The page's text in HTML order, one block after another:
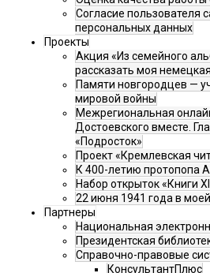
Согласие пользователя
персональных данных
Проекты
Акция «Из семейного
рассказать моя
Памяти новгородцев —
мировой войны
Межрегиональная
Достоевского вместе.
«Подросток»
Проект «Кремлевская
К 400-летию протопопа
Набор открыток «Книги
22 июня 1941 года в
Партнеры
Национальная
Президентская
Справочно-правовые
КонсультантПлюс